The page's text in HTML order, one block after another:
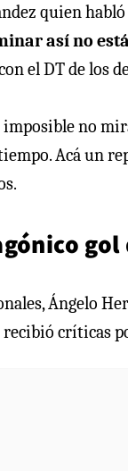
quien
así no
el DT de los
no
Acá un
Ángelo
recibió críticas